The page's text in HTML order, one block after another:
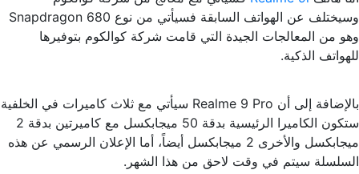
وسيختلف عن الهواتف السابقة فسيأتي من نوع Snapdragon 680
وهو من المعالجات الجيدة التي قامت شركة كوالكوم بتوفيرها
للهواتف الذكية.
بالإضافة إلى أن Realme 9 Pro سيأتي مع ثلاث كاميرات في الخلفية
ستكون الكاميرا الرئيسية بدقة 50 ميجابكسل مع كاميرتين بدقة 2
ميجابكسل والأخرى 2 ميجابكسل أيضاً، أما الإعلان الرسمي عن هذه
السلسلة سيتم في وقت لاحق من هذا الشهر.